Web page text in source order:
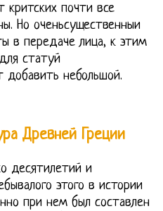
критских почти все
Но оченьсущественныи
в передаче лица, к этим
статуй
добавить небольшой.
Древней Греции
десятилетий и
этого в истории
при нем был составлен